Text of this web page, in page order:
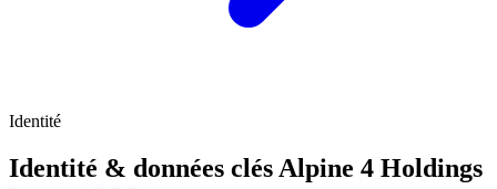
Identité
Identité & données clés Alpine 4 Holdings